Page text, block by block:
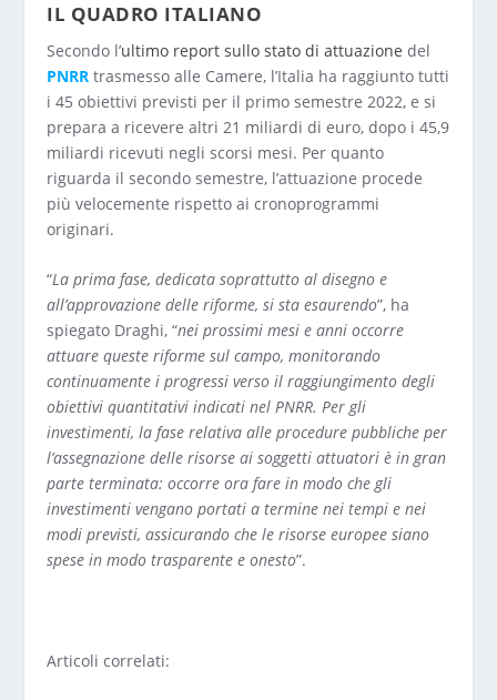
IL QUADRO ITALIANO
Secondo l’ultimo report sullo stato di attuazione del
PNRR trasmesso alle Camere, l’Italia ha raggiunto tutti
i 45 obiettivi previsti per il primo semestre 2022, e si
prepara a ricevere altri 21 miliardi di euro, dopo i 45,9
miliardi ricevuti negli scorsi mesi. Per quanto
riguarda il secondo semestre, l’attuazione procede
più velocemente rispetto ai cronoprogrammi
originari.
“La prima fase, dedicata soprattutto al disegno e
all’approvazione delle riforme, si sta esaurendo”, ha
spiegato Draghi, “nei prossimi mesi e anni occorre
attuare queste riforme sul campo, monitorando
continuamente i progressi verso il raggiungimento degli
obiettivi quantitativi indicati nel PNRR. Per gli
investimenti, la fase relativa alle procedure pubbliche per
l’assegnazione delle risorse ai soggetti attuatori è in gran
parte terminata: occorre ora fare in modo che gli
investimenti vengano portati a termine nei tempi e nei
modi previsti, assicurando che le risorse europee siano
spese in modo trasparente e onesto”.
Articoli correlati: